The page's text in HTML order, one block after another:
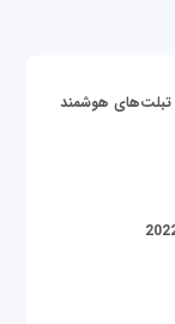
تبلت‌های هوشمند